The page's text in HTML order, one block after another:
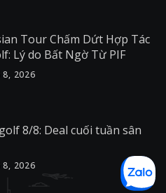
Tour Chấm Dứt Hợp Tác
Lý do Bất Ngờ Từ PIF
8, 2026
8/8: Deal cuối tuần sân
8, 2026